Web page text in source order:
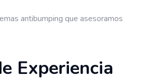
antibumping que asesoramos
Experiencia